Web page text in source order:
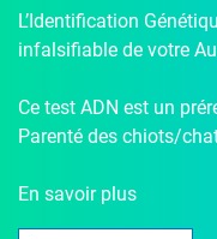
L’Identification
infalsifiable de votre
Ce test ADN est un
Parenté des chiots/
En savoir plus